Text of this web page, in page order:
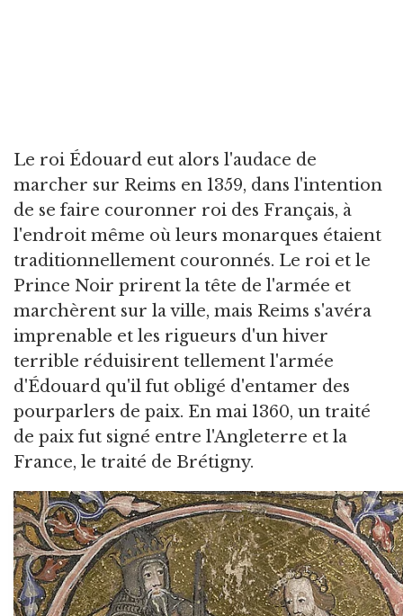
Le roi Édouard eut alors l'audace de
marcher sur Reims en 1359, dans l'intention
de se faire couronner roi des Français, à
l'endroit même où leurs monarques étaient
traditionnellement couronnés. Le roi et le
Prince Noir prirent la tête de l'armée et
marchèrent sur la ville, mais Reims s'avéra
imprenable et les rigueurs d'un hiver
terrible réduisirent tellement l'armée
d'Édouard qu'il fut obligé d'entamer des
pourparlers de paix. En mai 1360, un traité
de paix fut signé entre l'Angleterre et la
France, le traité de Brétigny.